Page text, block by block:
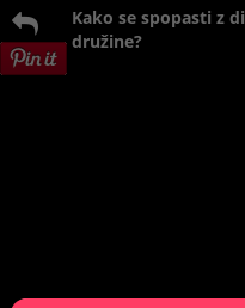
Kako se spopasti z
družine?